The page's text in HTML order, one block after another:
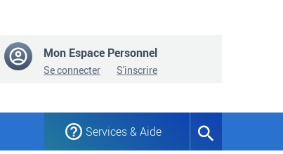
Mon Espace Personnel
Se connecter S'inscrire
Services & Aide
Formulaire